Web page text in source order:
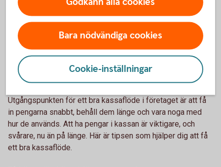
1132119378
Vikten av att ha ett bra kassaflöde
Utgångspunkten för ett bra kassaflöde i företaget är att få
in pengarna snabbt, behåll dem länge och vara noga med
hur de används. Att ha pengar i kassan är viktigare, och
svårare, nu än på länge. Här är tipsen som hjälper dig att få
ett bra kassaflöde.
Bara nödvändiga cookies
Cookie-inställningar